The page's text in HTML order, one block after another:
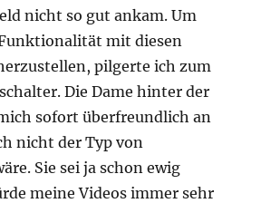
nicht so gut ankam. Um
mit diesen
pilgerte ich zum
Die Dame hinter der
sofort überfreundlich an
nicht der Typ von
Sie sei ja schon ewig
meine Videos immer sehr